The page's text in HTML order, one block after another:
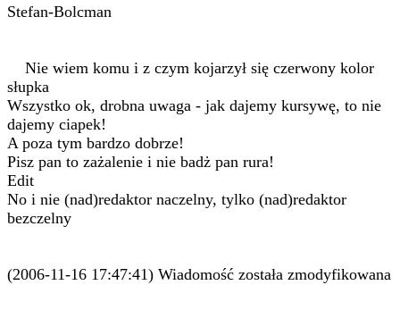
Stefan-Bolcman
Nie wiem komu i z czym kojarzył się czerwony kolor
słupka
Wszystko ok, drobna uwaga - jak dajemy kursywę, to nie
dajemy ciapek!
A poza tym bardzo dobrze!
Pisz pan to zażalenie i nie badż pan rura!
Edit
No i nie (nad)redaktor naczelny, tylko (nad)redaktor
bezczelny
(2006-11-16 17:47:41) Wiadomość została zmodyfikowana